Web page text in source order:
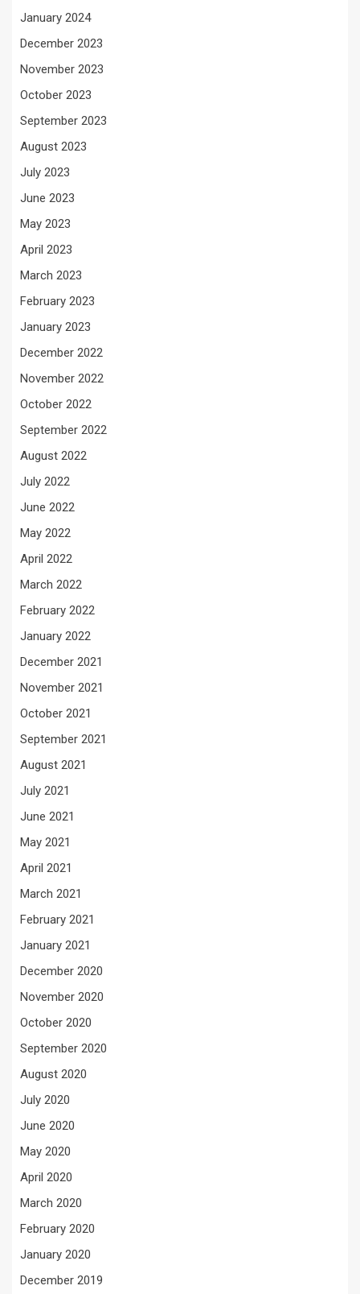
January 2024
December 2023
November 2023
October 2023
September 2023
August 2023
July 2023
June 2023
May 2023
April 2023
March 2023
February 2023
January 2023
December 2022
November 2022
October 2022
September 2022
August 2022
July 2022
June 2022
May 2022
April 2022
March 2022
February 2022
January 2022
December 2021
November 2021
October 2021
September 2021
August 2021
July 2021
June 2021
May 2021
April 2021
March 2021
February 2021
January 2021
December 2020
November 2020
October 2020
September 2020
August 2020
July 2020
June 2020
May 2020
April 2020
March 2020
February 2020
January 2020
December 2019